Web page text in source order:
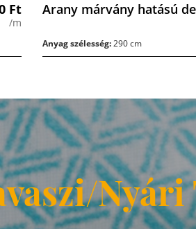
Ft
/m
Arany márvány hatású
Anyag szélesség:290 cm